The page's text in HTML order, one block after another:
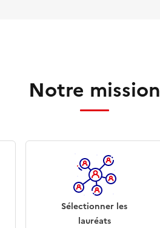
Notre mission
Sélectionner les
lauréats